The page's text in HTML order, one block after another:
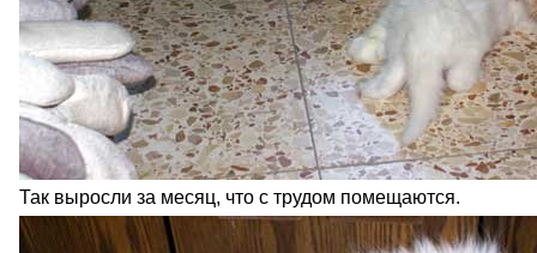
Так выросли за месяц, что с трудом помещаются.